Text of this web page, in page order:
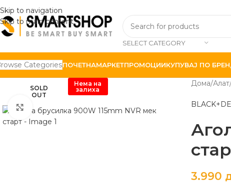
Skip to navigation
Skip to main content
SELECT CATEGORY
CategoriesПОЧЕТНАМАРКЕТПРОМОЦИИКУПУВАЈ ПО
SOLD
OUT
Click to enlarge
Нема на
залиха
Дома Алат
3.990